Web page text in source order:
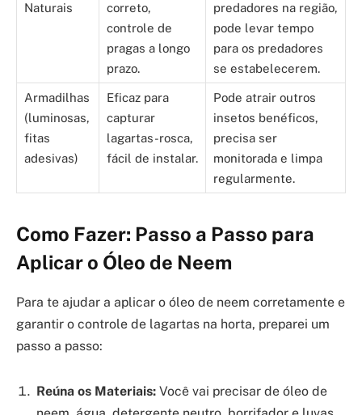
Naturais
correto,
controle de
pragas a longo
prazo.
predadores na região,
pode levar tempo
para os predadores
se estabelecerem.
Armadilhas
(luminosas,
fitas
adesivas)
Eficaz para
capturar
lagartas-rosca,
fácil de instalar.
Pode atrair outros
insetos benéficos,
precisa ser
monitorada e limpa
regularmente.
Como Fazer: Passo a Passo para
Aplicar o Óleo de Neem
Para te ajudar a aplicar o óleo de neem corretamente e
garantir o controle de lagartas na horta, preparei um
passo a passo:
Reúna os Materiais: Você vai precisar de óleo de